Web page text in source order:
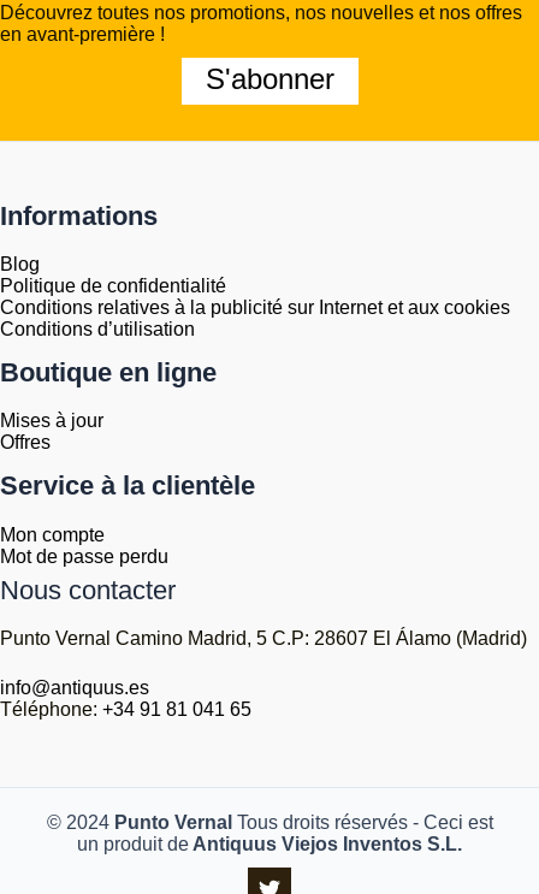
Découvrez toutes nos promotions, nos nouvelles et nos offres
en avant-première !
S'abonner
Informations
Blog
Politique de confidentialité
Conditions relatives à la publicité sur Internet et aux cookies
Conditions d’utilisation
Boutique en ligne
Mises à jour
Offres
Service à la clientèle
Mon compte
Mot de passe perdu
Nous contacter
Punto Vernal Camino Madrid, 5 C.P: 28607 El Álamo (Madrid)
info@antiquus.es
Téléphone: +34 91 81 041 65
© 2024Punto Vernal Tous droits réservés - Ceci est
un produit de Antiquus Viejos Inventos S.L.